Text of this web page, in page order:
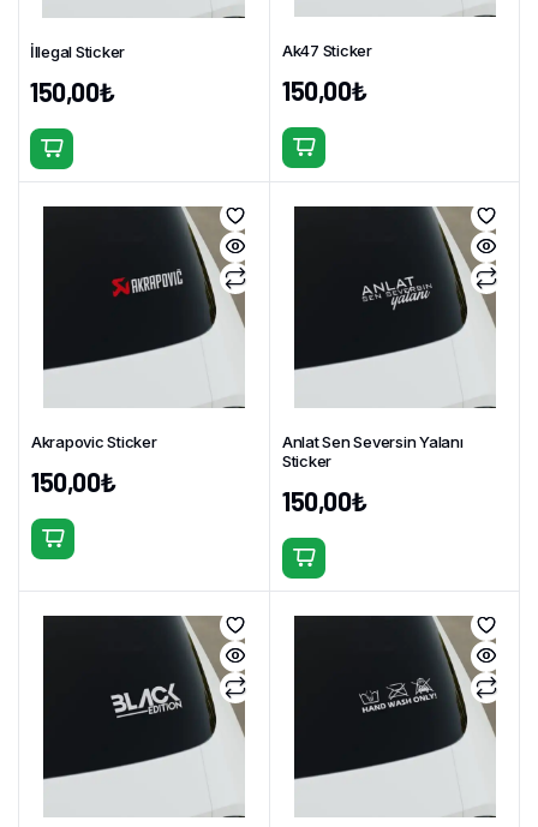
İllegal Sticker
150,00₺
Bu
ürünün
varyasyonu
ürün
Ak47 Sticker
150,00₺
Bu
ürünün
ürün
Akrapovic Sticker
150,00₺
Bu
Seçenekler
sayfasından
Anlat Sen Seversin Yalanı
Sticker
150,00₺
Bu
ürünün
varyasyonu
ürün